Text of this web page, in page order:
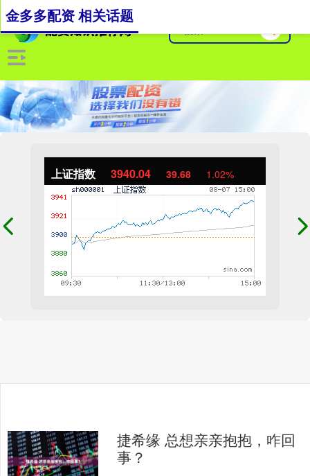
上证指数 3940.04 39.68 1.02%
金多多配资 相关话题
捷希缘 总想亲亲抱抱，咋回
事？